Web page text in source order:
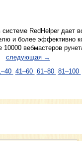
RedHelper дает
и более эффективно
10000 вебмастеров
следующая →
41–60 61–80 81–100